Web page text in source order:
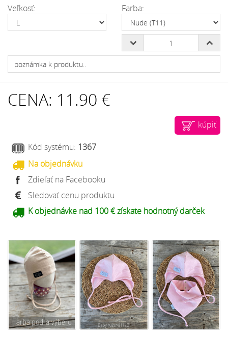
Veľkosť: Farba:
CENA: 11.90 €
kúpiť
Kód systému: 1367
Na objednávku
Zdieľať na Facebooku
Sledovať cenu produktu
K objednávke nad 100 € získate hodnotný darček